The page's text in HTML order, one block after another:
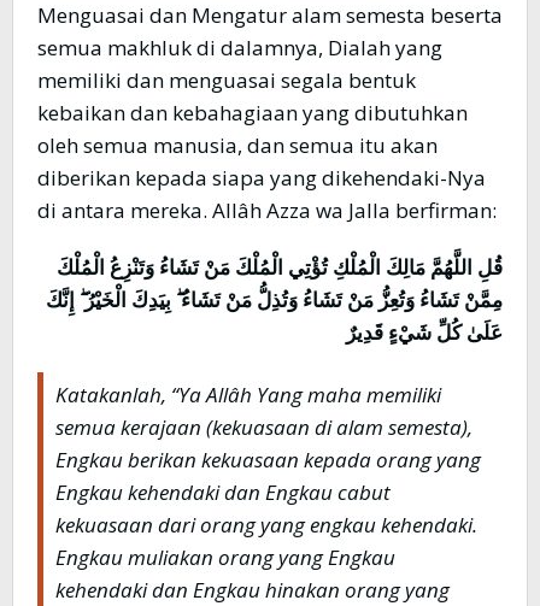
Menguasai dan Mengatur alam semesta beserta
semua makhluk di dalamnya, Dialah yang
memiliki dan menguasai segala bentuk
kebaikan dan kebahagiaan yang dibutuhkan
oleh semua manusia, dan semua itu akan
diberikan kepada siapa yang dikehendaki-Nya
di antara mereka. Allâh Azza wa Jalla berfirman:
قُلِ اللَّهُمَّ مَالِكَ الْمُلْكِ تُؤْتِي الْمُلْكَ مَنْ تَشَاءُ وَتَنْزِعُ الْمُلْكَ
مِمَّنْ تَشَاءُ وَتُعِزُّ مَنْ تَشَاءُ وَتُذِلُّ مَنْ تَشَاءُ ۖ بِيَدِكَ الْخَيْرُ ۖ إِنَّكَ
عَلَىٰ كُلِّ شَيْءٍ قَدِيرٌ
Katakanlah, “Ya Allâh Yang maha memiliki
semua kerajaan (kekuasaan di alam semesta),
Engkau berikan kekuasaan kepada orang yang
Engkau kehendaki dan Engkau cabut
kekuasaan dari orang yang engkau kehendaki.
Engkau muliakan orang yang Engkau
kehendaki dan Engkau hinakan orang yang